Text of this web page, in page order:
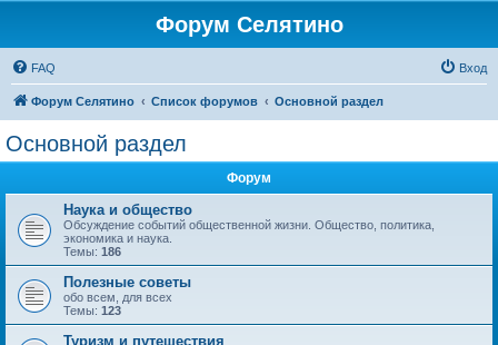
Форум Селятино
FAQ Вход
Форум Селятино Список форумов Основной раздел
Основной раздел
Форум
Наука и общество
Обсуждение событий общественной жизни. Общество, политика,
экономика и наука.
Темы: 186
Полезные советы
обо всем, для всех
Темы: 123
Туризм и путешествия